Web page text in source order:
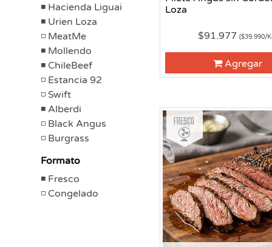
Hacienda Liguai
Urien Loza
MeatMe
Mollendo
ChileBeef
Estancia 92
Swift
Alberdi
Black Angus
Burgrass
Formato
Fresco
Congelado
Loza
$91.977($39.990/
Agregar
Fresco